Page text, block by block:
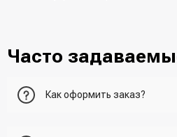
Часто
Как оформить заказ?